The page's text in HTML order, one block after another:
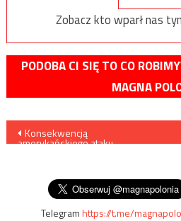
Zobacz kto wparł nas
PODOBA CI SIĘ TO CO
MAGNA
Nawigacja
Konsekwencją
amerykańskiego ataku
Telegramhttps://t.me/